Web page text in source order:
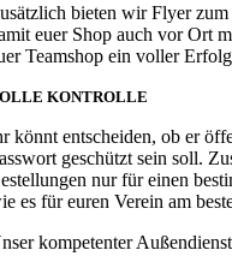
bieten wir Flyer zum
euer Shop auch vor Ort
Teamshop ein voller
KONTROLLE
könnt entscheiden, ob er
geschützt sein soll.
nur für einen
es für euren Verein am
kompetenter